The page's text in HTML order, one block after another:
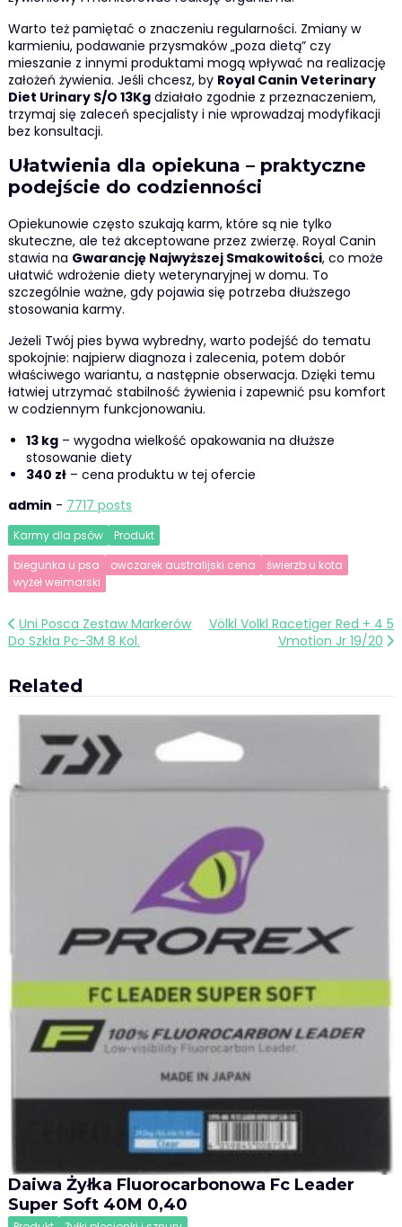
Warto też pamiętać o znaczeniu regularności. Zmiany w
karmieniu, podawanie przysmaków „poza dietą” czy
mieszanie z innymi produktami mogą wpływać na realizację
założeń żywienia. Jeśli chcesz, by Royal Canin Veterinary
Diet Urinary S/O 13Kgdziałało zgodnie z przeznaczeniem,
trzymaj się zaleceń specjalisty i nie wprowadzaj modyfikacji
bez konsultacji.
Ułatwienia dla opiekuna – praktyczne
podejście do codzienności
Opiekunowie często szukają karm, które są nie tylko
skuteczne, ale też akceptowane przez zwierzę. Royal Canin
stawia na Gwarancję Najwyższej Smakowitości, co może
ułatwić wdrożenie diety weterynaryjnej w domu. To
szczególnie ważne, gdy pojawia się potrzeba dłuższego
stosowania karmy.
Jeżeli Twój pies bywa wybredny, warto podejść do tematu
spokojnie: najpierw diagnoza i zalecenia, potem dobór
właściwego wariantu, a następnie obserwacja. Dzięki temu
łatwiej utrzymać stabilność żywienia i zapewnić psu komfort
w codziennym funkcjonowaniu.
13 kg– wygodna wielkość opakowania na dłuższe
stosowanie diety
340 zł– cena produktu w tej ofercie
admin - 7717 posts
Karmy dla psów
Produkt
biegunka u psa
owczarek australijski cena
świerzb u kota
wyżeł weimarski
Nawigacja
wpisu
Uni Posca Zestaw Markerów
Do Szkła Pc-3M 8 Kol.
Völkl Volkl Racetiger Red + 4 5
Vmotion Jr 19/20
Related
Daiwa Żyłka Fluorocarbonowa Fc Leader
Super Soft 40M 0,40